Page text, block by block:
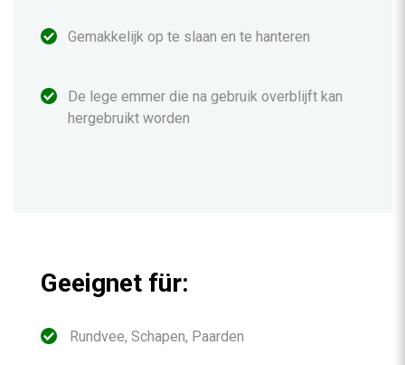
Gemakkelijk op te slaan en te hanteren
De lege emmer die na gebruik overblijft kan
hergebruikt worden
Geeignet für:
Rundvee, Schapen, Paarden